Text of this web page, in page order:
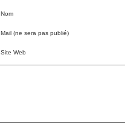
Nom
Mail (ne sera pas publié)
Site Web